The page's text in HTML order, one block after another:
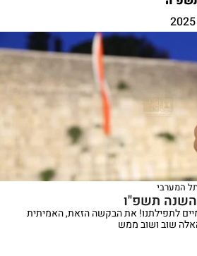
המערבי
תשפ"ו
לתפילתנו! את הבקשה הזאת, האמיתית
שוב ושוב ממש